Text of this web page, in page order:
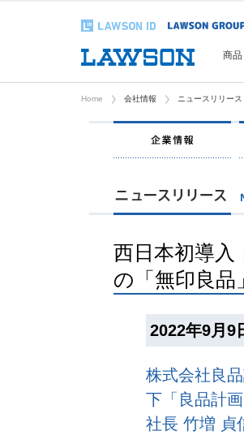
商品
Home 会社情報 ニュースリリース
西日本初導入
の「無印良品
2022年9月9
株式会社良
下「良品計
社長 竹増